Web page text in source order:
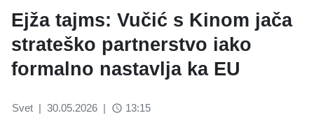
Ejža tajms: Vučić s Kinom jača
strateško partnerstvo iako
formalno nastavlja ka EU
Svet | 30.05.2026 | access_time 13:15